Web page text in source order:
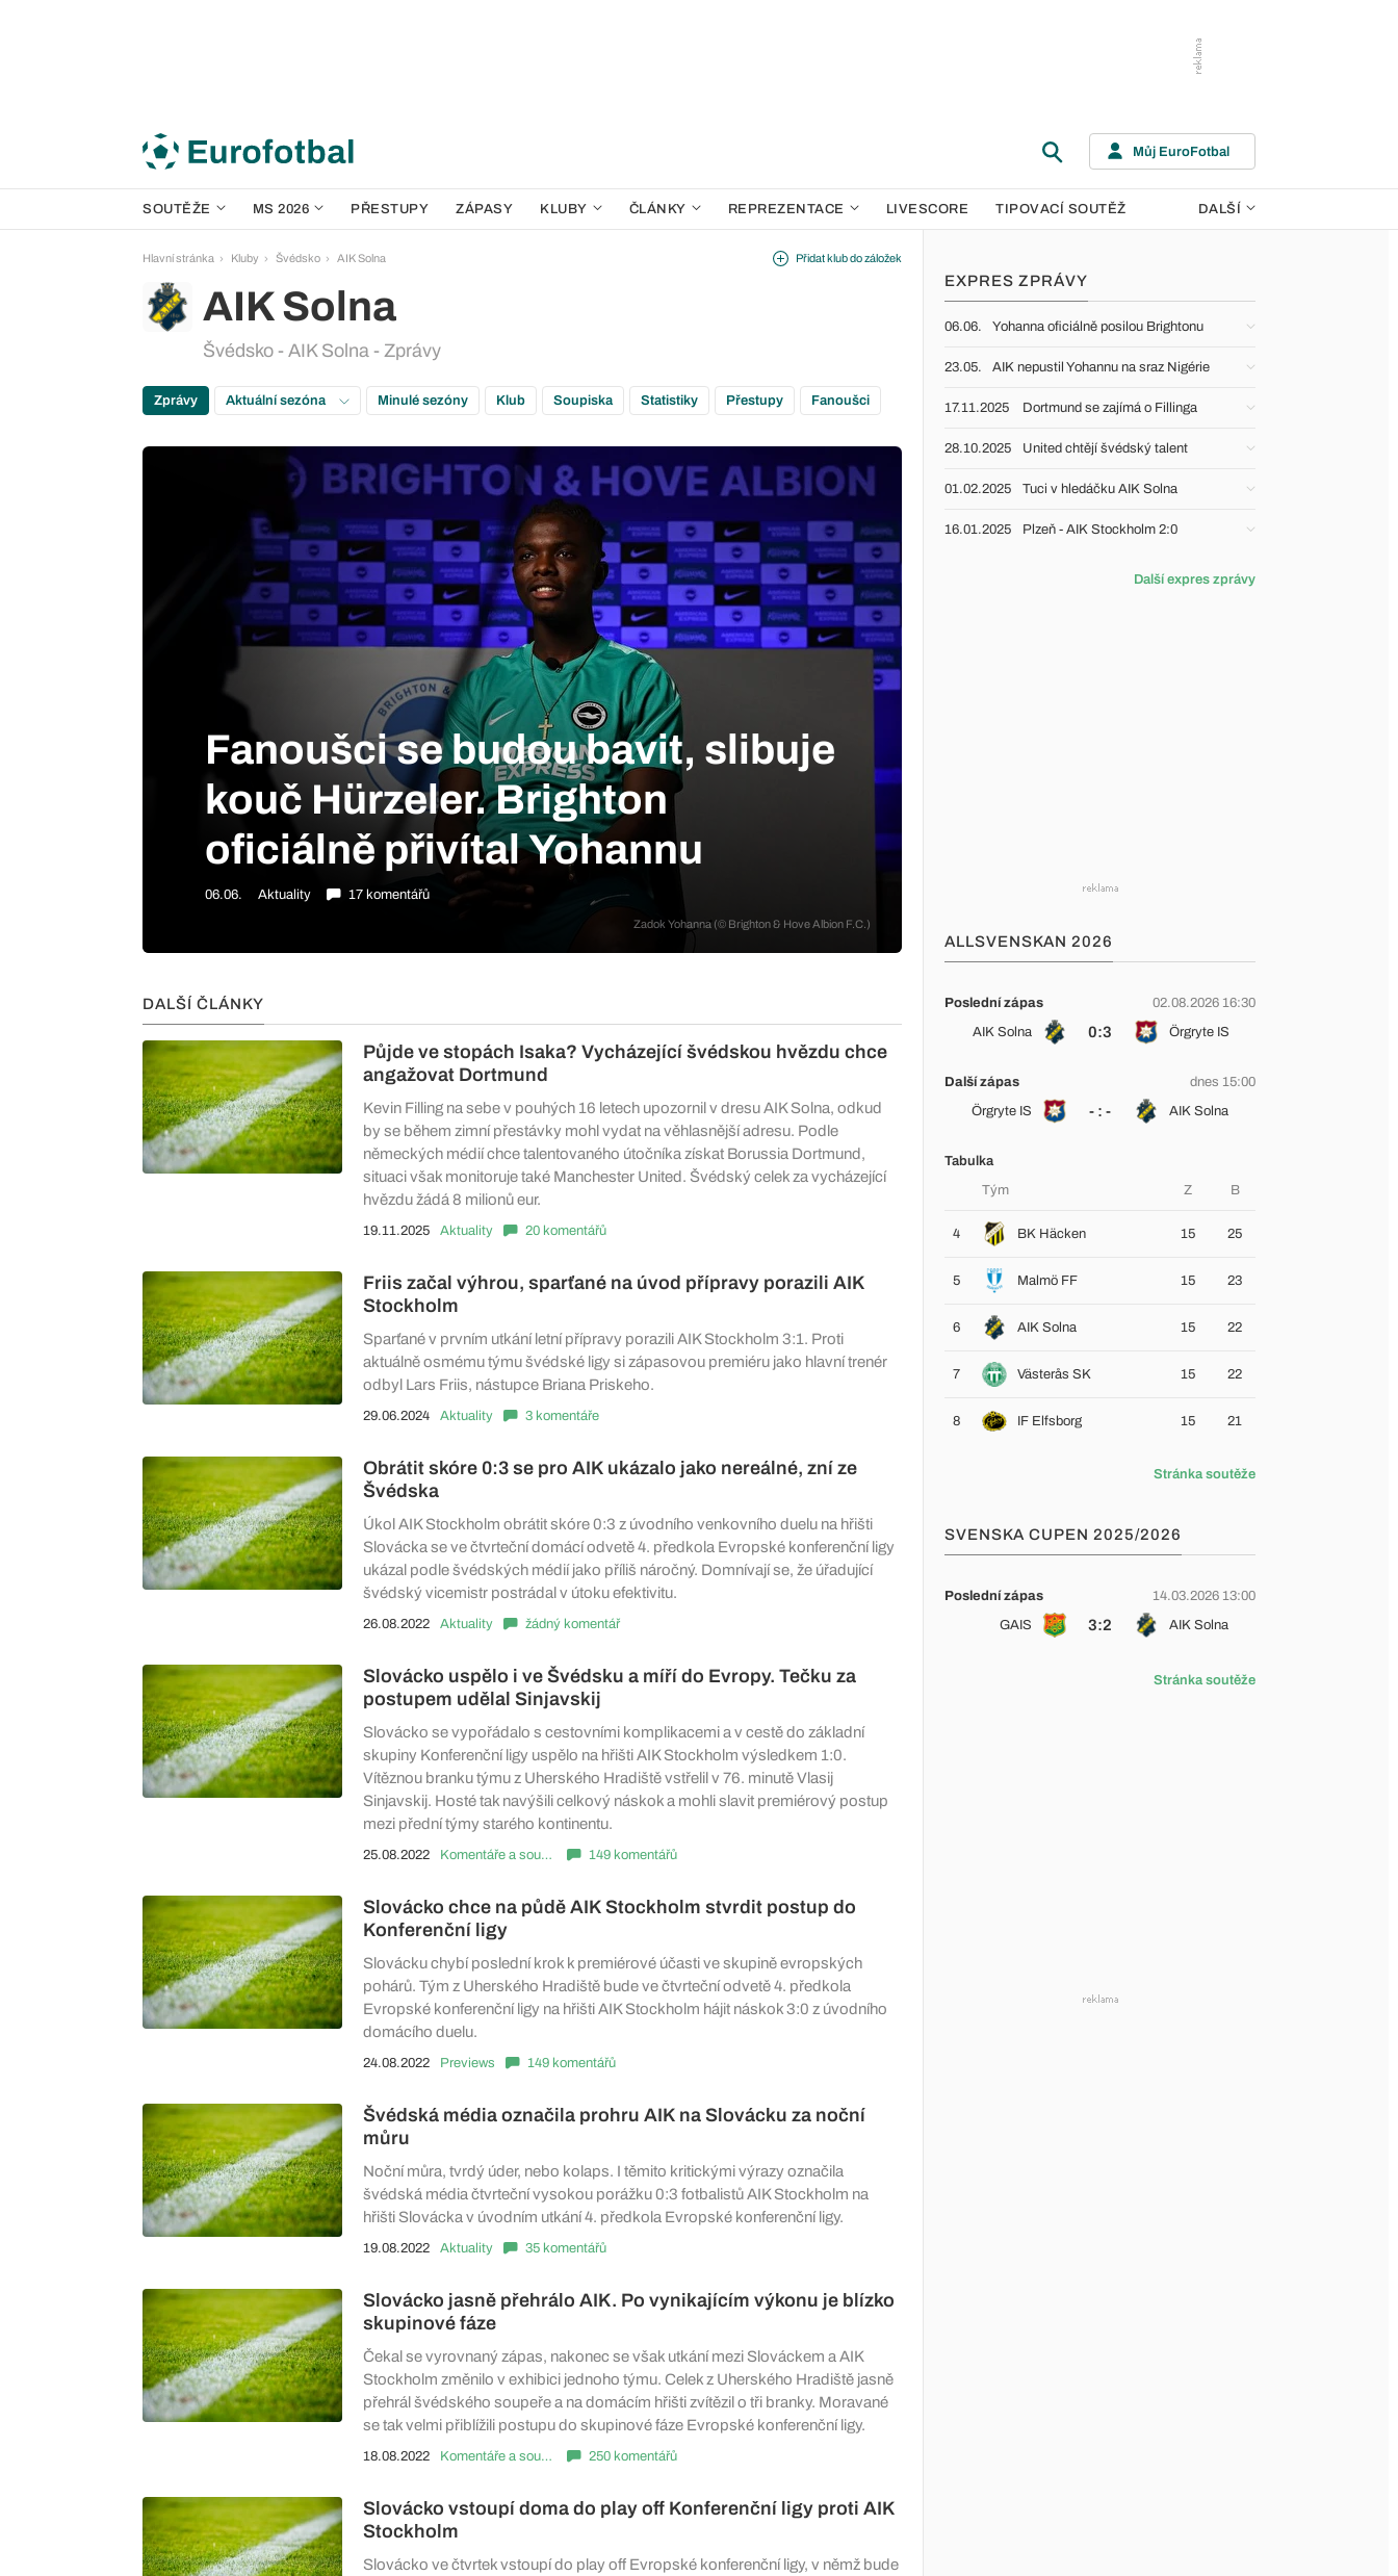
Můj EuroFotbal
SOUTĚŽE MS 2026 PŘESTUPY ZÁPASY KLUBY ČLÁNKY REPREZENTACE LIVESCORE TIPOVACÍ SOUTĚŽ DALŠÍ
Hlavní stránka Kluby Švédsko AIK Solna
AIK Solna
Švédsko - AIK Solna - Zprávy
Přidat klub do záložek
Zprávy Aktuální sezóna Minulé sezóny Klub Soupiska Statistiky Přestupy Fanoušci
Zadok Yohanna (© Brighton & Hove Albion F.C.)
Fanoušci se budou bavit, slibuje
kouč Hürzeler. Brighton
oficiálně přivítal Yohannu
06.06. Aktuality 17 komentářů
DALŠÍ ČLÁNKY
Půjde ve stopách Isaka? Vycházející švédskou hvězdu chce
angažovat Dortmund
Kevin Filling na sebe v pouhých 16 letech upozornil v dresu AIK Solna, odkud
by se během zimní přestávky mohl vydat na věhlasnější adresu. Podle
německých médií chce talentovaného útočníka získat Borussia Dortmund,
situaci však monitoruje také Manchester United. Švédský celek za vycházející
hvězdu žádá 8 milionů eur.
19.11.2025 Aktuality 20 komentářů
Friis začal výhrou, sparťané na úvod přípravy porazili AIK
Stockholm
Sparťané v prvním utkání letní přípravy porazili AIK Stockholm 3:1. Proti
aktuálně osmému týmu švédské ligy si zápasovou premiéru jako hlavní trenér
odbyl Lars Friis, nástupce Briana Priskeho.
29.06.2024 Aktuality 3 komentáře
Obrátit skóre 0:3 se pro AIK ukázalo jako nereálné, zní ze
Švédska
Úkol AIK Stockholm obrátit skóre 0:3 z úvodního venkovního duelu na hřišti
Slovácka se ve čtvrteční domácí odvetě 4. předkola Evropské konferenční ligy
ukázal podle švédských médií jako příliš náročný. Domnívají se, že úřadující
švédský vicemistr postrádal v útoku efektivitu.
26.08.2022 Aktuality žádný komentář
Slovácko uspělo i ve Švédsku a míří do Evropy. Tečku za
postupem udělal Sinjavskij
Slovácko se vypořádalo s cestovními komplikacemi a v cestě do základní
skupiny Konferenční ligy uspělo na hřišti AIK Stockholm výsledkem 1:0.
Vítěznou branku týmu z Uherského Hradiště vstřelil v 76. minutě Vlasij
Sinjavskij. Hosté tak navýšili celkový náskok a mohli slavit premiérový postup
mezi přední týmy starého kontinentu.
25.08.2022 Komentáře a souhrny 149 komentářů
Slovácko chce na půdě AIK Stockholm stvrdit postup do
Konferenční ligy
Slovácku chybí poslední krok k premiérové účasti ve skupině evropských
pohárů. Tým z Uherského Hradiště bude ve čtvrteční odvetě 4. předkola
Evropské konferenční ligy na hřišti AIK Stockholm hájit náskok 3:0 z úvodního
domácího duelu.
24.08.2022 Previews 149 komentářů
Švédská média označila prohru AIK na Slovácku za noční
můru
Noční můra, tvrdý úder, nebo kolaps. I těmito kritickými výrazy označila
švédská média čtvrteční vysokou porážku 0:3 fotbalistů AIK Stockholm na
hřišti Slovácka v úvodním utkání 4. předkola Evropské konferenční ligy.
19.08.2022 Aktuality 35 komentářů
Slovácko jasně přehrálo AIK. Po vynikajícím výkonu je blízko
skupinové fáze
Čekal se vyrovnaný zápas, nakonec se však utkání mezi Slováckem a AIK
Stockholm změnilo v exhibici jednoho týmu. Celek z Uherského Hradiště jasně
přehrál švédského soupeře a na domácím hřišti zvítězil o tři branky. Moravané
se tak velmi přiblížili postupu do skupinové fáze Evropské konferenční ligy.
18.08.2022 Komentáře a souhrny 250 komentářů
Slovácko vstoupí doma do play off Konferenční ligy proti AIK
Stockholm
Slovácko ve čtvrtek vstoupí do play off Evropské konferenční ligy, v němž bude
EXPRES ZPRÁVY
06.06. Yohanna oficiálně posilou Brightonu
23.05. AIK nepustil Yohannu na sraz Nigérie
17.11.2025 Dortmund se zajímá o Fillinga
28.10.2025 United chtějí švédský talent
01.02.2025 Tuci v hledáčku AIK Solna
16.01.2025 Plzeň - AIK Stockholm 2:0
Další expres zprávy
ALLSVENSKAN 2026
Poslední zápas
02.08.2026 16:30
AIK Solna
0:3 Örgryte IS
Další zápas
dnes 15:00
Örgryte IS
- : - AIK Solna
Tabulka
Tým
Z B
4 BK Häcken 15 25
5 Malmö FF 15 23
6 AIK Solna 15 22
7 Västerås SK 15 22
8 IF Elfsborg 15 21
Stránka soutěže
SVENSKA CUPEN 2025/2026
Poslední zápas
14.03.2026 13:00
GAIS
3:2 AIK Solna
Stránka soutěže